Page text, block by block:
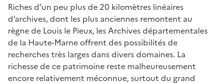
Riches d’un peu plus de 20 kilomètres linéaires
d’archives, dont les plus anciennes remontent au
règne de Louis le Pieux, les Archives départementales
de la Haute-Marne offrent des possibilités de
recherches très larges dans divers domaines. La
richesse de ce patrimoine reste malheureusement
encore relativement méconnue, surtout du grand